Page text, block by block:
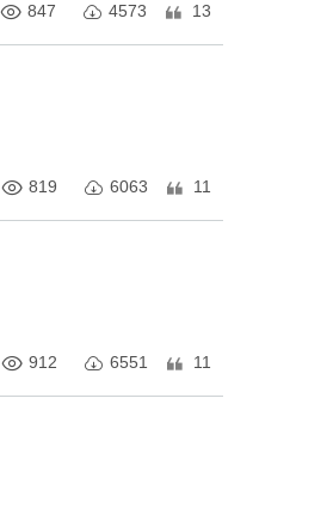
847 4573 13
819 6063 11
912 6551 11